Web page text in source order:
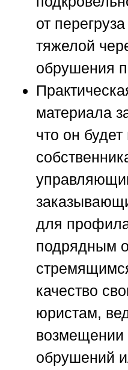
от
тяжелой
обрушения
материала
что он
для
подрядным
качество
юристам,
возмещении
обрушений